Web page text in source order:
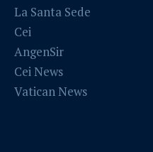
La Santa Sede
Cei
AngenSir
Cei News
Vatican News